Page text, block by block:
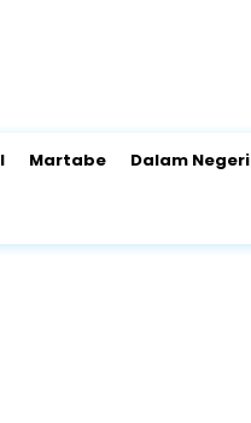
Martabe Dalam Negeri